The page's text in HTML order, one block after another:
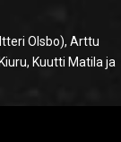
Olsbo), Arttu
Kuutti Matila ja